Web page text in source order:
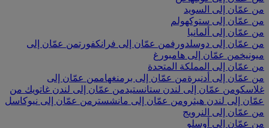
من عمّان إلى السويد
من عمّان إلى ستوكهولم
من عمّان إلى ألمانيا
من عمّان إلى دوسلدورفمن عمّان إلى فرانكفورتمن عمّان إلى
ميونيخمن عمّان إلى هامبورغ
من عمّان إلى المملكة المتحدة
من عمّان إلى أدنبرةمن عمّان إلى برمنغهاممن عمّان إلى
غلاسكومن عمّان إلى لندن ستانستيدمن عمّان إلى لندن غاتويك من
عمّان إلى لندن هيثرومن عمّان إلى مانشستر من عمّان إلى نيوكاسل
من عمّان إلى النرويج
من عمّان إلى أوسلو